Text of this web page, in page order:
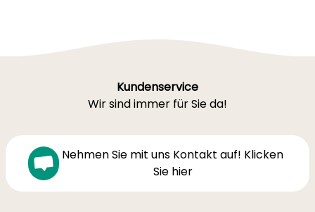
Kundenservice
Wir sind immer für Sie da!
Nehmen Sie mit uns Kontakt auf! Klicken
Sie hier